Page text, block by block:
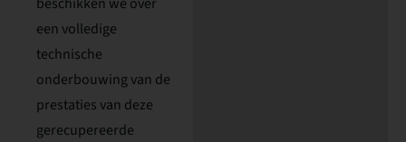
een volledige
technische
onderbouwing van de
prestaties van deze
gerecupereerde